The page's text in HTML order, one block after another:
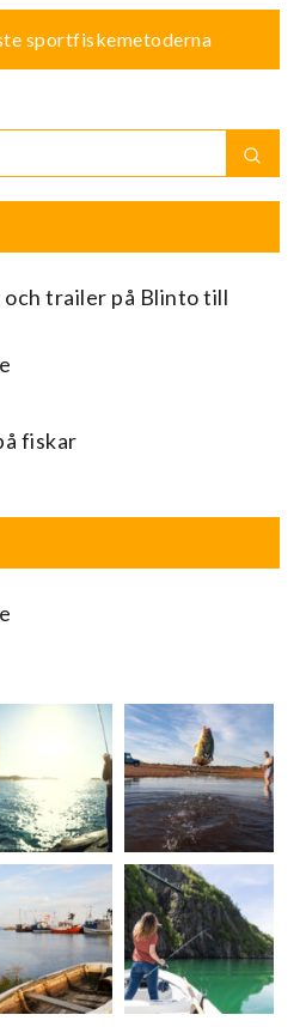
sportfiskemetoderna
trailer på Blinto till
fiskar